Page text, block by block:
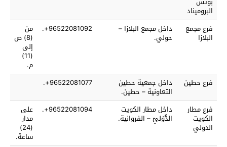
البروميناد
فرع مجمع
البلازا
داخل مجمع البلازا –
حولي.
96522081092+. من
(8) ص
إلى
(11)
م.
فرع حطين
داخل جمعية حطين
التعاونية – حطين.
96522081077+.
فرع مطار
الكويت
الدولي
داخل مطار الكويت
الدُّوَليّ – الفروانية.
96522081094+. على
مدار
(24)
ساعة.